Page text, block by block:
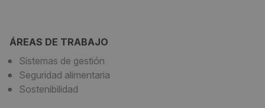
ÁREAS DE TRABAJO
Sistemas de gestión
Seguridad alimentaria
Sostenibilidad